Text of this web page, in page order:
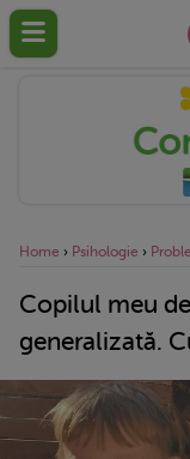
Home › Psihologie ›
Copilul meu
generalizată.